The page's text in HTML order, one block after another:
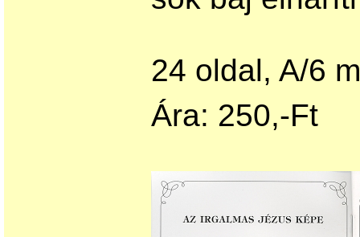
24 oldal, A/6
Ára: 250,-Ft